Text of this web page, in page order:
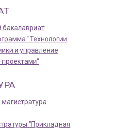
бакалавриат
"Технологии
и управление
"Прикладная